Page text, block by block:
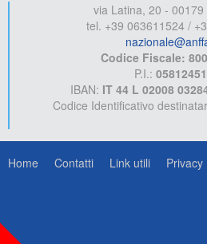
via Latina, 20 -
tel. +39 063611524 /
Codice Fiscale:
P.I.:
IBAN: IT 44 L 02008
Codice Identificativo
Home Contatti Link utili Privacy